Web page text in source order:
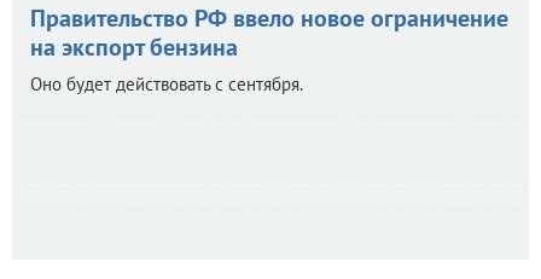
Правительство РФ ввело новое ограничение
на экспорт бензина
Оно будет действовать с сентября.